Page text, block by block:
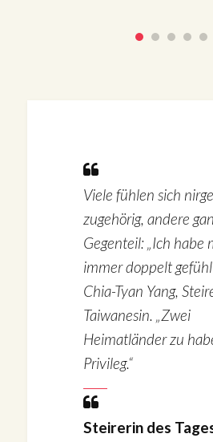
Viele fühlen sich
zugehörig, andere
Gegenteil: „Ich habe
immer doppelt
Chia-Tyan Yang,
Taiwanesin. „Zwei
Heimatländer zu
Privileg.“
Steirerin des